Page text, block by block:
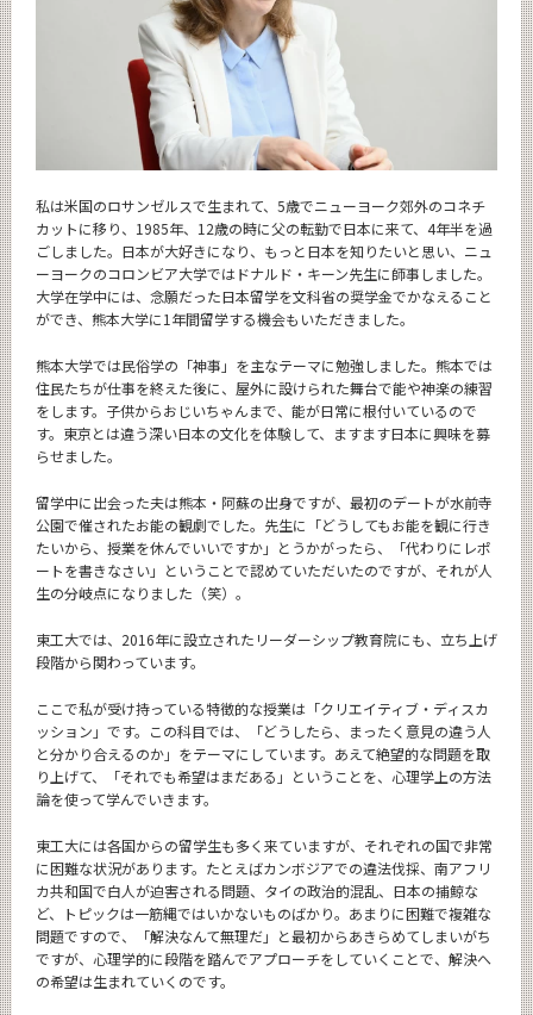
私は米国のロサンゼルスで生まれて、5歳でニューヨーク郊外のコネチ
カットに移り、1985年、12歳の時に父の転勤で日本に来て、4年半を過
ごしました。日本が大好きになり、もっと日本を知りたいと思い、ニュ
ーヨークのコロンビア大学ではドナルド・キーン先生に師事しました。
大学在学中には、念願だった日本留学を文科省の奨学金でかなえること
ができ、熊本大学に1年間留学する機会もいただきました。
熊本大学では民俗学の「神事」を主なテーマに勉強しました。熊本では
住民たちが仕事を終えた後に、屋外に設けられた舞台で能や神楽の練習
をします。子供からおじいちゃんまで、能が日常に根付いているので
す。東京とは違う深い日本の文化を体験して、ますます日本に興味を募
らせました。
留学中に出会った夫は熊本・阿蘇の出身ですが、最初のデートが水前寺
公園で催されたお能の観劇でした。先生に「どうしてもお能を観に行き
たいから、授業を休んでいいですか」とうかがったら、「代わりにレポ
ートを書きなさい」ということで認めていただいたのですが、それが人
生の分岐点になりました（笑）。
東工大では、2016年に設立されたリーダーシップ教育院にも、立ち上げ
段階から関わっています。
ここで私が受け持っている特徴的な授業は「クリエイティブ・ディスカ
ッション」です。この科目では、「どうしたら、まったく意見の違う人
と分かり合えるのか」をテーマにしています。あえて絶望的な問題を取
り上げて、「それでも希望はまだある」ということを、心理学上の方法
論を使って学んでいきます。
東工大には各国からの留学生も多く来ていますが、それぞれの国で非常
に困難な状況があります。たとえばカンボジアでの違法伐採、南アフリ
カ共和国で白人が迫害される問題、タイの政治的混乱、日本の捕鯨な
ど、トピックは一筋縄ではいかないものばかり。あまりに困難で複雑な
問題ですので、「解決なんて無理だ」と最初からあきらめてしまいがち
ですが、心理学的に段階を踏んでアプローチをしていくことで、解決へ
の希望は生まれていくのです。